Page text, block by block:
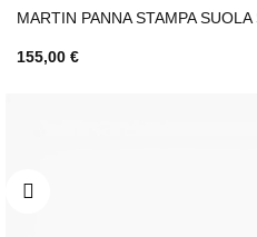
MARTIN PANNA STAMPA SUOLA
155,00 €